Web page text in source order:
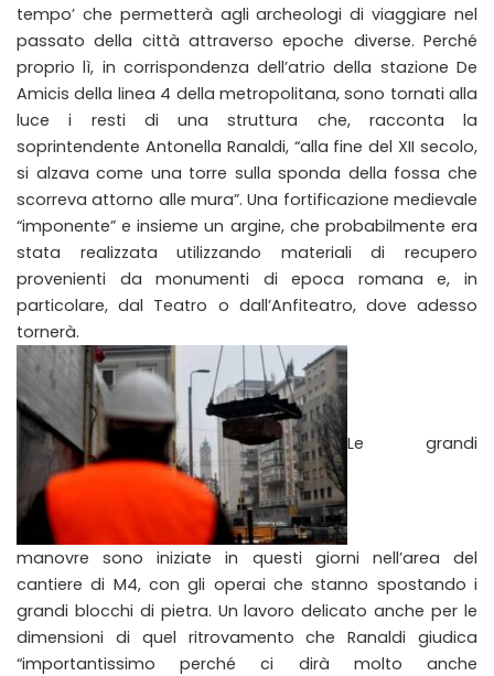
tempo’ che permetterà agli archeologi di viaggiare nel
passato della città attraverso epoche diverse. Perché
proprio lì, in corrispondenza dell’atrio della stazione De
Amicis della linea 4 della metropolitana, sono tornati alla
luce i resti di una struttura che, racconta la
soprintendente Antonella Ranaldi, “alla fine del XII secolo,
si alzava come una torre sulla sponda della fossa che
scorreva attorno alle mura”. Una fortificazione medievale
“imponente” e insieme un argine, che probabilmente era
stata realizzata utilizzando materiali di recupero
provenienti da monumenti di epoca romana e, in
particolare, dal Teatro o dall’Anfiteatro, dove adesso
tornerà.
Le grandi
manovre sono iniziate in questi giorni nell’area del
cantiere di M4, con gli operai che stanno spostando i
grandi blocchi di pietra. Un lavoro delicato anche per le
dimensioni di quel ritrovamento che Ranaldi giudica
“importantissimo perché ci dirà molto anche